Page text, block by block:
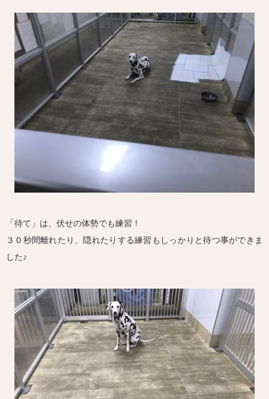
「待て」は、伏せの体勢でも練習！
３０秒間離れたり、隠れたりする練習もしっかりと待つ事ができま
した♪